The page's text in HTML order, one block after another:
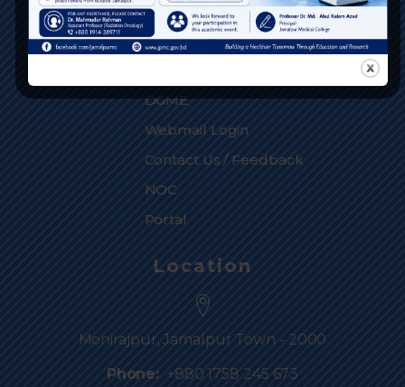
Health Services
BM&DC
DGME
Webmail Login
Contact Us / Feedback
NOC
Portal
Location
Monirajpur, Jamalpur Town - 2000
Phone: +880 1758 245 673